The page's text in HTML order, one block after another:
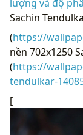
lượng và độ
Sachin
(https://
nền 702x1250
(https://
tendulkar-
[